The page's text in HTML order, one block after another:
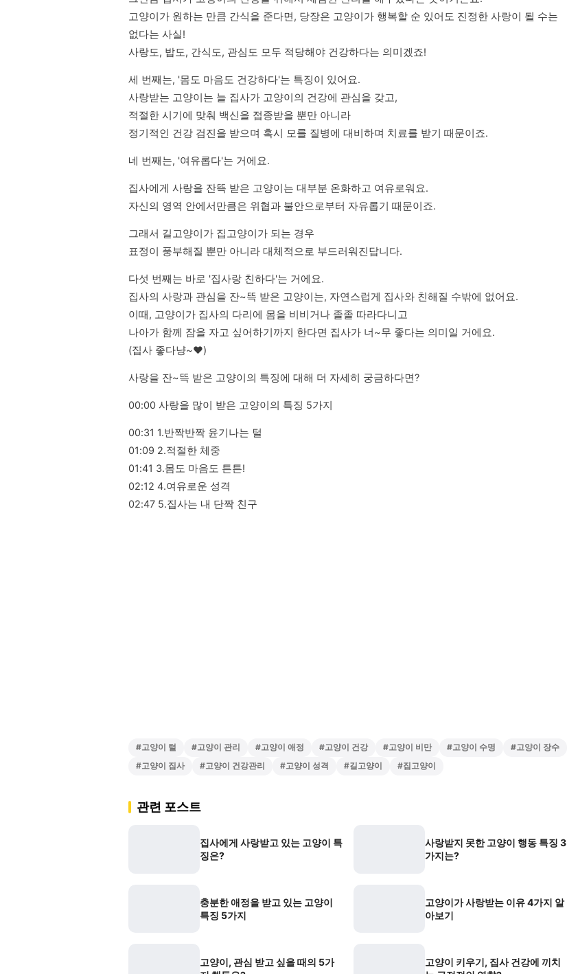
고양이가 원하는 만큼 간식을 준다면, 당장은 고양이가 행복할 순 있어도 진정한 사랑이 될 수는
없다는 사실!
사랑도, 밥도, 간식도, 관심도 모두 적당해야 건강하다는 의미겠죠!
세 번째는, '몸도 마음도 건강하다'는 특징이 있어요.
사랑받는 고양이는 늘 집사가 고양이의 건강에 관심을 갖고,
적절한 시기에 맞춰 백신을 접종받을 뿐만 아니라
정기적인 건강 검진을 받으며 혹시 모를 질병에 대비하며 치료를 받기 때문이죠.
네 번째는, '여유롭다'는 거에요.
집사에게 사랑을 잔뜩 받은 고양이는 대부분 온화하고 여유로워요.
자신의 영역 안에서만큼은 위협과 불안으로부터 자유롭기 때문이죠.
그래서 길고양이가 집고양이가 되는 경우
표정이 풍부해질 뿐만 아니라 대체적으로 부드러워진답니다.
다섯 번째는 바로 '집사랑 친하다'는 거에요.
집사의 사랑과 관심을 잔~뜩 받은 고양이는, 자연스럽게 집사와 친해질 수밖에 없어요.
이때, 고양이가 집사의 다리에 몸을 비비거나 졸졸 따라다니고
나아가 함께 잠을 자고 싶어하기까지 한다면 집사가 너~무 좋다는 의미일 거에요.
(집사 좋다냥~❤️)
사랑을 잔~뜩 받은 고양이의 특징에 대해 더 자세히 궁금하다면?
00:00 사랑을 많이 받은 고양이의 특징 5가지
00:31 1.반짝반짝 윤기나는 털
01:09 2.적절한 체중
01:41 3.몸도 마음도 튼튼!
02:12 4.여유로운 성격
02:47 5.집사는 내 단짝 친구
#고양이 털 #고양이 관리 #고양이 애정 #고양이 건강 #고양이 비만 #고양이 수명 #고양이 장수
#고양이 집사 #고양이 건강관리 #고양이 성격 #길고양이 #집고양이
관련 포스트
집사에게 사랑받고 있는 고양이 특
징은?
사랑받지 못한 고양이 행동 특징 3
가지는?
충분한 애정을 받고 있는 고양이
특징 5가지
고양이가 사랑받는 이유 4가지 알
아보기
고양이, 관심 받고 싶을 때의 5가
고양이 키우기, 집사 건강에 끼치